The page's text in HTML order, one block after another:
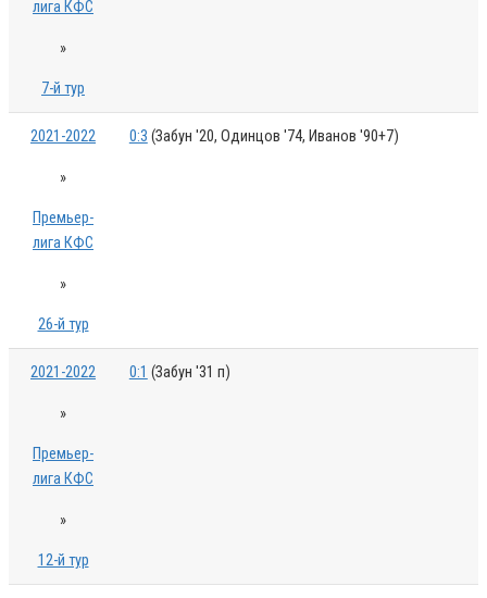
лига КФС
»
7-й тур
2021-2022
»
Премьер-
лига КФС
»
26-й тур
0:3 (Забун '20, Одинцов '74, Иванов '90+7)
2021-2022
»
Премьер-
лига КФС
»
12-й тур
0:1 (Забун '31 п)